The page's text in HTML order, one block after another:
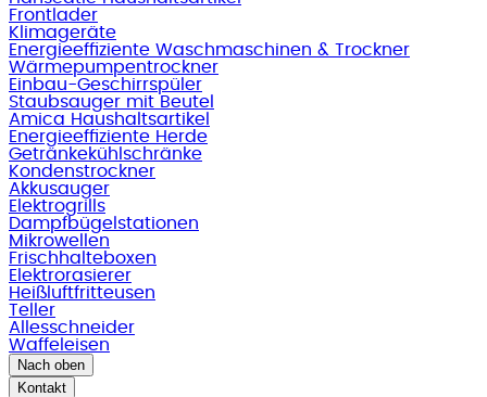
Frontlader
Klimageräte
Energieeffiziente Waschmaschinen & Trockner
Wärmepumpentrockner
Einbau-Geschirrspüler
Staubsauger mit Beutel
Amica Haushaltsartikel
Energieeffiziente Herde
Getränkekühlschränke
Kondenstrockner
Akkusauger
Elektrogrills
Dampfbügelstationen
Mikrowellen
Frischhalteboxen
Elektrorasierer
Heißluftfritteusen
Teller
Allesschneider
Waffeleisen
Nach oben
Kontakt